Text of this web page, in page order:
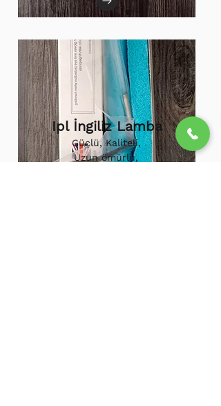
Ipl İngiliz Lamba
Güçlü, Kaliteli,
Uzun ömürlü,